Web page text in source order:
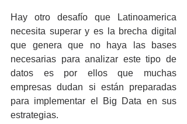
Hay otro desafío que Latinoamerica
necesita superar y es la brecha digital
que genera que no haya las bases
necesarias para analizar este tipo de
datos es por ellos que muchas
empresas dudan si están preparadas
para implementar el Big Data en sus
estrategias.